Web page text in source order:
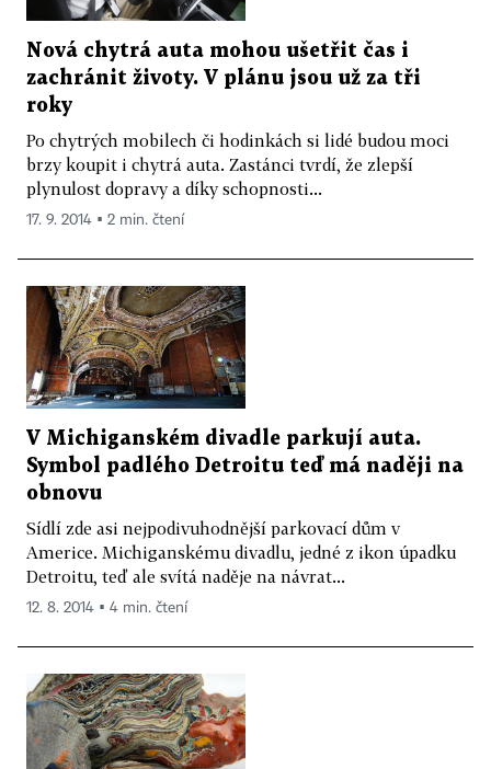
Nová chytrá auta mohou ušetřit čas i
zachránit životy. V plánu jsou už za tři
roky
Po chytrých mobilech či hodinkách si lidé budou moci
brzy koupit i chytrá auta. Zastánci tvrdí, že zlepší
plynulost dopravy a díky schopnosti...
17. 9. 2014 ▪ 2 min. čtení
V Michiganském divadle parkují auta.
Symbol padlého Detroitu teď má naději na
obnovu
Sídlí zde asi nejpodivuhodnější parkovací dům v
Americe. Michiganskému divadlu, jedné z ikon úpadku
Detroitu, teď ale svítá naděje na návrat...
12. 8. 2014 ▪ 4 min. čtení